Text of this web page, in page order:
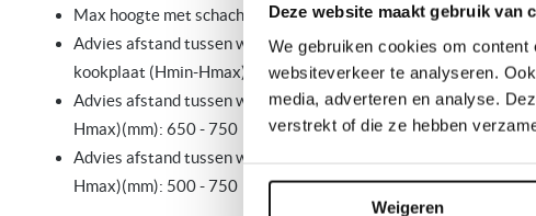
Deze website maakt gebruik van
We gebruiken cookies om
websiteverkeer te analyseren.
media, adverteren en analyse.
verstrekt of die ze hebben
Weigeren
Max hoogte met schachtverlengstuk met afvoer (mm): 1390
Advies afstand tussen werkblad en onderzijde afzuigkap met
kookplaat (Hmin-Hmax)(mm): 500 - 750
Advies afstand tussen werkblad en onderzijde dampkap met
Hmax)(mm): 650 - 750
Advies afstand tussen werkblad en onderzijde dampkap met
Hmax)(mm): 500 - 750